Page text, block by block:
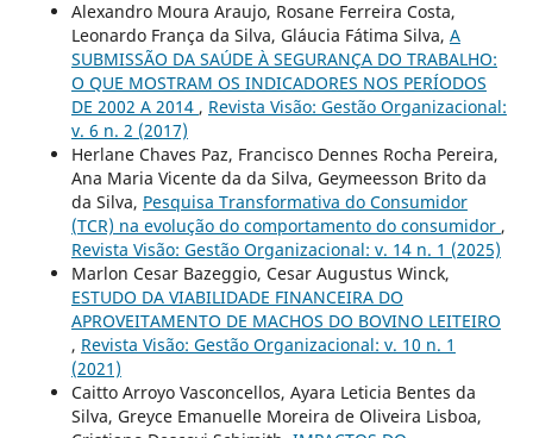
Alexandro Moura Araujo, Rosane Ferreira Costa,
Leonardo França da Silva, Gláucia Fátima Silva, A
SUBMISSÃO DA SAÚDE À SEGURANÇA DO TRABALHO:
O QUE MOSTRAM OS INDICADORES NOS PERÍODOS
DE 2002 A 2014 , Revista Visão: Gestão Organizacional:
v. 6 n. 2 (2017)
Herlane Chaves Paz, Francisco Dennes Rocha Pereira,
Ana Maria Vicente da da Silva, Geymeesson Brito da
da Silva, Pesquisa Transformativa do Consumidor
(TCR) na evolução do comportamento do consumidor ,
Revista Visão: Gestão Organizacional: v. 14 n. 1 (2025)
Marlon Cesar Bazeggio, Cesar Augustus Winck,
ESTUDO DA VIABILIDADE FINANCEIRA DO
APROVEITAMENTO DE MACHOS DO BOVINO LEITEIRO
, Revista Visão: Gestão Organizacional: v. 10 n. 1
(2021)
Caitto Arroyo Vasconcellos, Ayara Leticia Bentes da
Silva, Greyce Emanuelle Moreira de Oliveira Lisboa,